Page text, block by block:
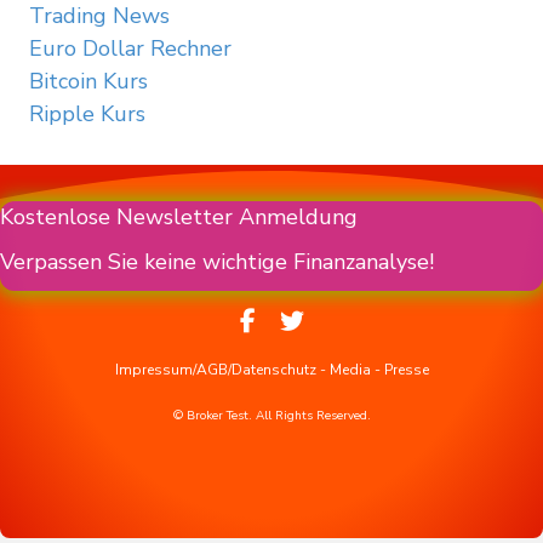
Trading News
Euro Dollar Rechner
Bitcoin Kurs
Ripple Kurs
Kostenlose Newsletter Anmeldung
Verpassen Sie keine wichtige Finanzanalyse!
Impressum/AGB/Datenschutz- Media - Presse
© Broker Test. All Rights Reserved.